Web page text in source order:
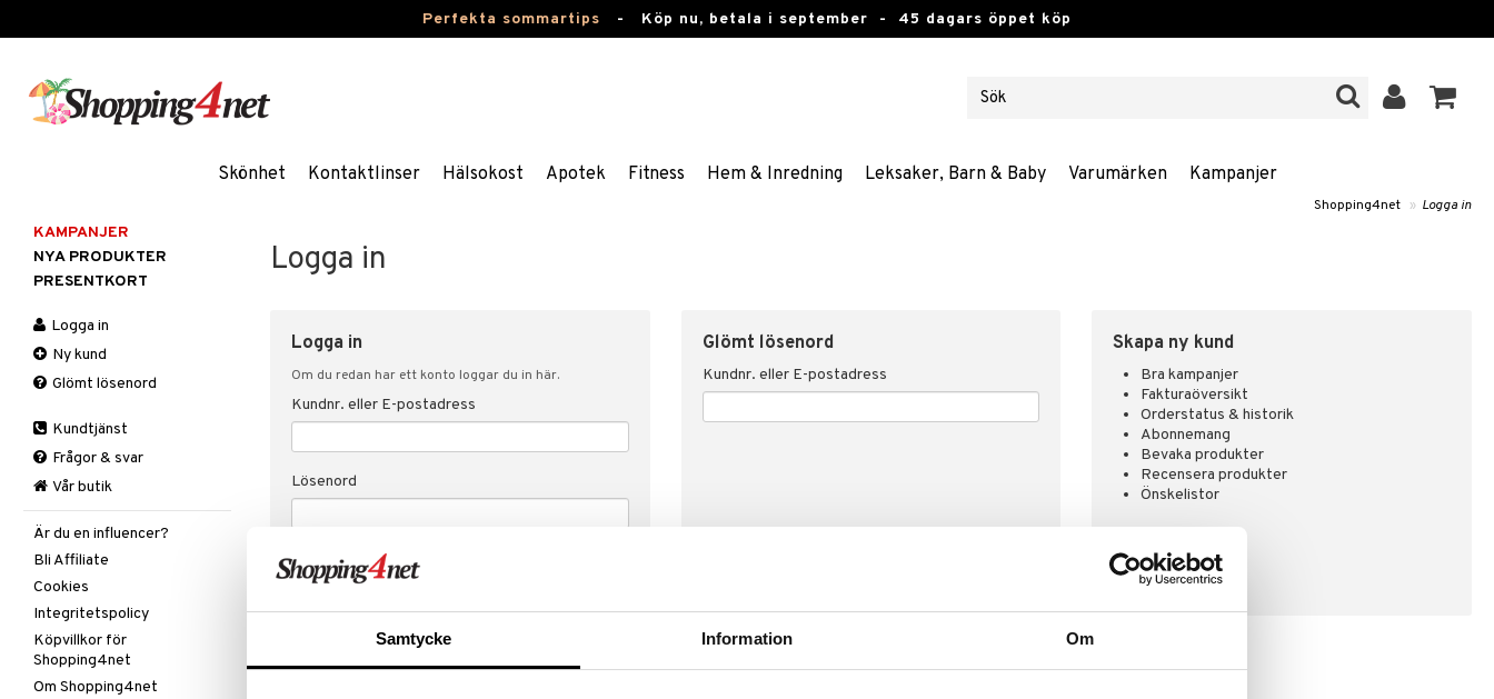
Samtycke Information Om
Perfekta sommartips - Köp nu, betala i september - 45 dagars öppet köp
Skönhet Kontaktlinser Hälsokost Apotek Fitness Hem & Inredning Leksaker, Barn & Baby Varumärken Kampanjer
Shopping4net » Logga in
Logga in
Logga in
Om du redan har ett konto loggar du in här.
Kundnr. eller E-postadress
Lösenord
Glömt lösenord
Kundnr. eller E-postadress
Skapa ny kund
Bra kampanjer
Fakturaöversikt
Orderstatus & historik
Abonnemang
Bevaka produkter
Recensera produkter
Önskelistor
SKAPA KUND
KAMPANJER
NYA PRODUKTER
PRESENTKORT
Logga in
Ny kund
Glömt lösenord
Kundtjänst
Frågor & svar
Vår butik
Är du en influencer?
Bli Affiliate
Cookies
Integritetspolicy
Köpvillkor för
Shopping4net
Om Shopping4net